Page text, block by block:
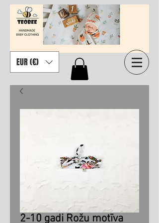
EUR (€)
2-10 gadi Rožu motīva